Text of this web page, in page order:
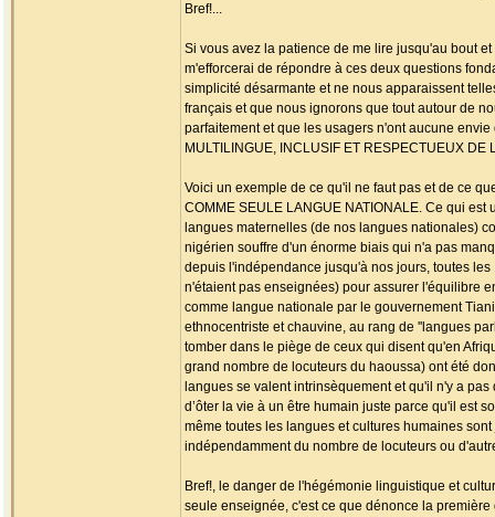
Bref!...
Si vous avez la patience de me lire jusqu'au bout
m'efforcerai de répondre à ces deux questions
simplicité désarmante et ne nous apparaissent
français et que nous ignorons que tout autour de
parfaitement et que les usagers n'ont aucune
MULTILINGUE, INCLUSIF ET RESPECTUEUX
Voici un exemple de ce qu'il ne faut pas et de ce
COMME SEULE LANGUE NATIONALE. Ce qui
langues maternelles (de nos langues nationales)
nigérien souffre d'un énorme biais qui n'a pas
depuis l'indépendance jusqu'à nos jours, toutes
n'étaient pas enseignées) pour assurer l'équilibre
comme langue nationale par le gouvernement
ethnocentriste et chauvine, au rang de ''langues
tomber dans le piège de ceux qui disent qu'en
grand nombre de locuteurs du haoussa) ont été
langues se valent intrinsèquement et qu'il n'y a
d’ôter la vie à un être humain juste parce qu'il est
même toutes les langues et cultures humaines
indépendamment du nombre de locuteurs ou
Bref!, le danger de l'hégémonie linguistique et
seule enseignée, c'est ce que dénonce la